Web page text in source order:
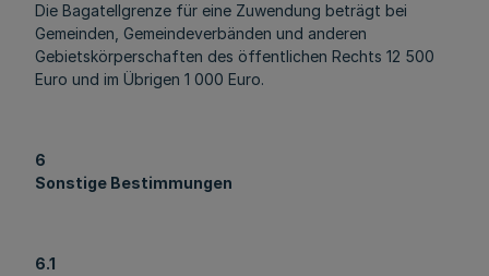
Die Bagatellgrenze für eine Zuwendung beträgt bei
Gemeinden, Gemeindeverbänden und anderen
Gebietskörperschaften des öffentlichen Rechts 12 500
Euro und im Übrigen 1 000 Euro.
6
Sonstige Bestimmungen
6.1